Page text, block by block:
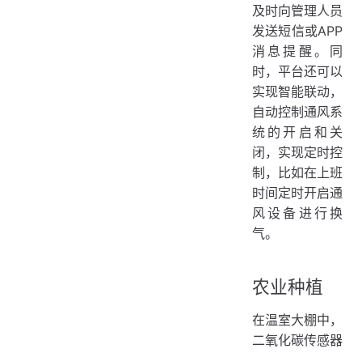
及时向管理人员
发送短信或APP
消息提醒。同
时，平台还可以
实现智能联动，
自动控制通风系
统的开启和关
闭，实现定时控
制，比如在上班
时间定时开启通
风设备进行换
气。
农业种植
在温室大棚中，
二氧化碳传感器